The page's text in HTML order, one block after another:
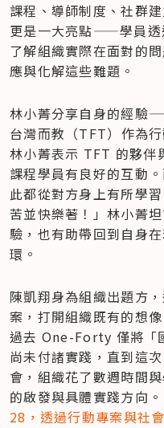
課程、導師制度、社群
更是一大亮點——學員透
了解組織實際在面對的
應與化解這些難題。
林小菁分享自身的經驗
台灣而教（TFT）作為
林小菁表示 TFT 的夥伴
課程學員有良好的互動
此都從對方身上有所學
苦並快樂著！」林小菁
驗，也有助帶回到自身
環。
陳凱翔身為組織出題方
案，打開組織既有的想
過去 One-Forty 僅將「
尚未付諸實踐，直到這
會，組織花了數週時間
的啟發與具體實踐方向。
28，透過行動專案與社